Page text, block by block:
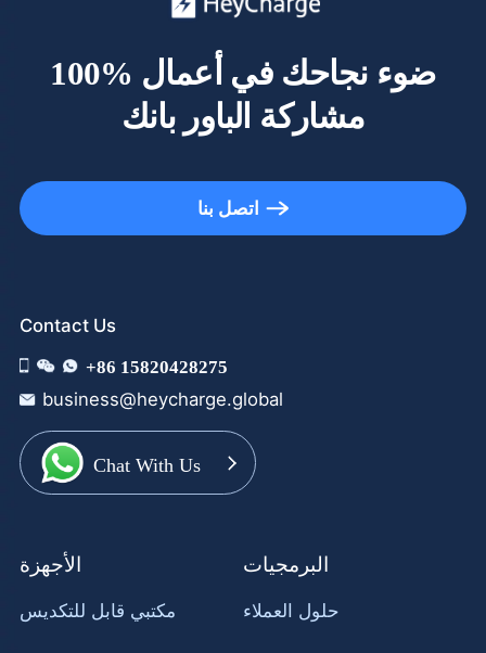
100% ضوء نجاحك في أعمال
مشاركة الباور بانك
اتصل بنا
Contact Us
+86 15820428275
business@heycharge.global
Chat With Us
الأجهزة
مكتبي قابل للتكديس
البرمجيات
حلول العملاء